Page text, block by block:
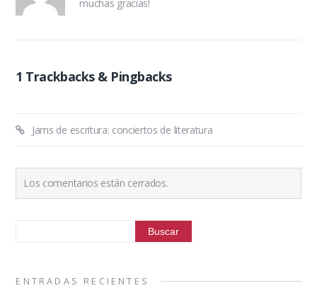
muchas gracias!
1 Trackbacks & Pingbacks
Jams de escritura: conciertos de literatura
Los comentarios están cerrados.
ENTRADAS RECIENTES